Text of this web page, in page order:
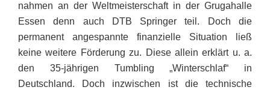
nahmen an der Weltmeisterschaft in der Grugahalle
Essen denn auch DTB Springer teil. Doch die
permanent angespannte finanzielle Situation ließ
keine weitere Förderung zu. Diese allein erklärt u. a.
den 35-jährigen Tumbling „Winterschlaf“ in
Deutschland. Doch inzwischen ist die technische